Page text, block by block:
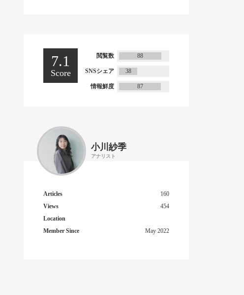
7.1
Score
閲覧数 88
SNSシェア 38
情報鮮度 87
小川紗季
アナリスト
Articles
160
Views
454
Location
Member Since
May 2022